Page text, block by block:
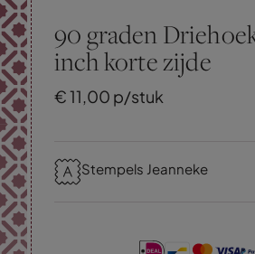
90 graden
inch korte zijde
€11,00 p/stuk
Stempels Jeanneke